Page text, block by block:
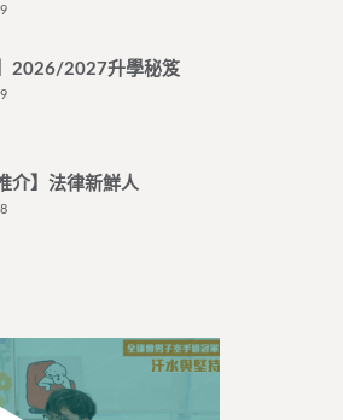
2026/2027升學秘笈
介】法律新鮮人